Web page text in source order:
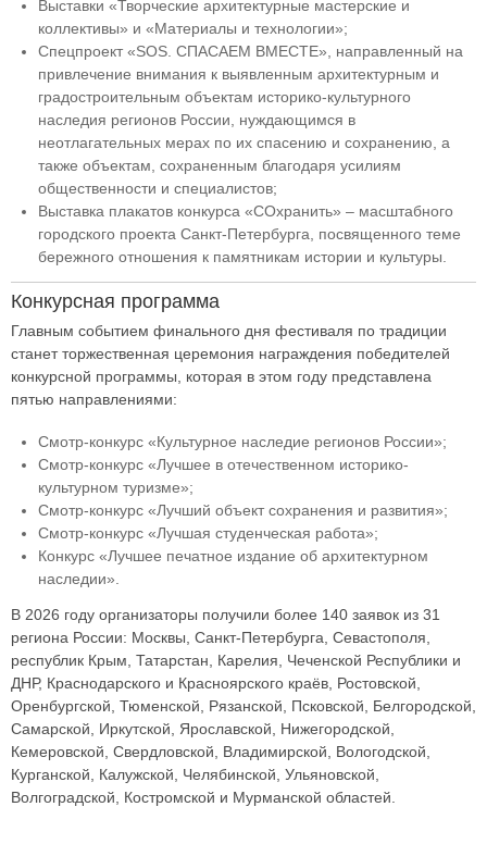
Выставки «Творческие архитектурные мастерские и
коллективы» и «Материалы и технологии»;
Спецпроект «SOS. СПАСАЕМ ВМЕСТЕ», направленный на
привлечение внимания к выявленным архитектурным и
градостроительным объектам историко-культурного
наследия регионов России, нуждающимся в
неотлагательных мерах по их спасению и сохранению, а
также объектам, сохраненным благодаря усилиям
общественности и специалистов;
Выставка плакатов конкурса «СОхранить» – масштабного
городского проекта Санкт-Петербурга, посвященного теме
бережного отношения к памятникам истории и культуры.
Конкурсная программа
Главным событием финального дня фестиваля по традиции
станет торжественная церемония награждения победителей
конкурсной программы, которая в этом году представлена
пятью направлениями:
Смотр-конкурс «Культурное наследие регионов России»;
Смотр-конкурс «Лучшее в отечественном историко-
культурном туризме»;
Смотр-конкурс «Лучший объект сохранения и развития»;
Смотр-конкурс «Лучшая студенческая работа»;
Конкурс «Лучшее печатное издание об архитектурном
наследии».
В 2026 году организаторы получили более 140 заявок из 31
региона России: Москвы, Санкт-Петербурга, Севастополя,
республик Крым, Татарстан, Карелия, Чеченской Республики и
ДНР, Краснодарского и Красноярского краёв, Ростовской,
Оренбургской, Тюменской, Рязанской, Псковской, Белгородской,
Самарской, Иркутской, Ярославской, Нижегородской,
Кемеровской, Свердловской, Владимирской, Вологодской,
Курганской, Калужской, Челябинской, Ульяновской,
Волгоградской, Костромской и Мурманской областей.